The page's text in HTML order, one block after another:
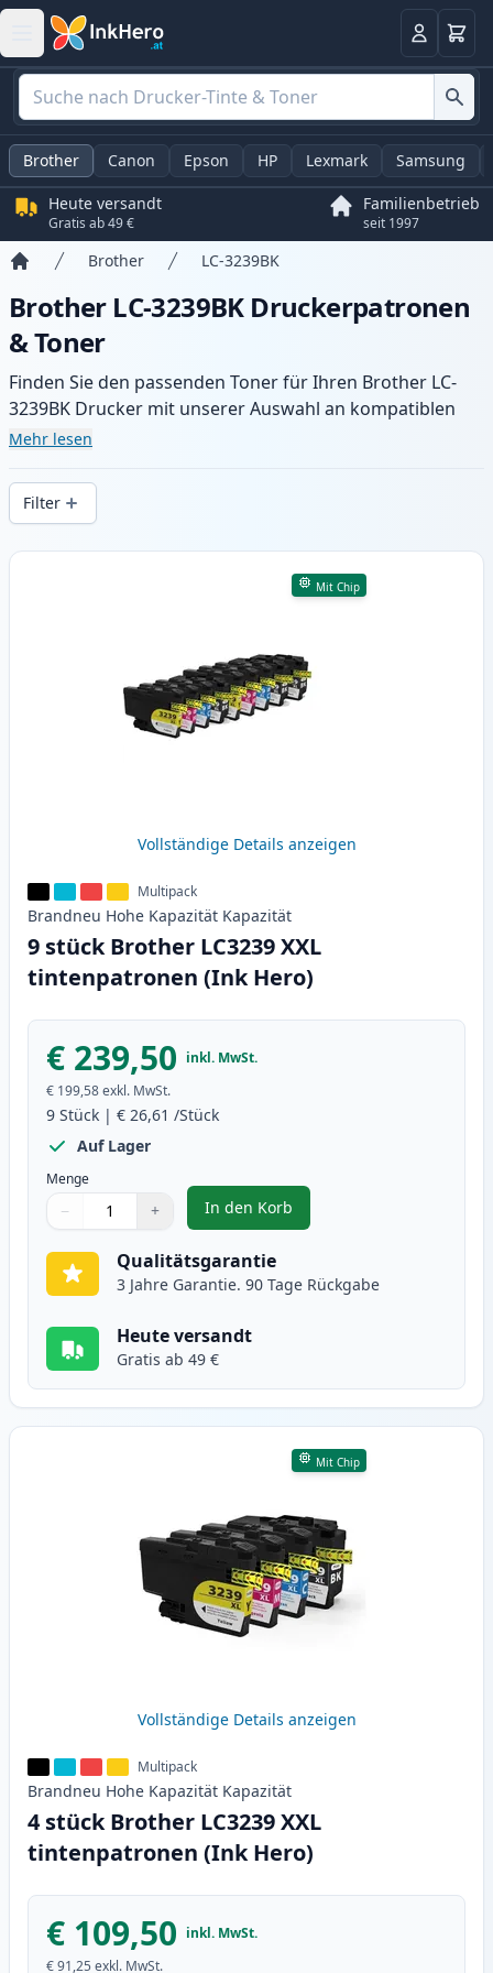
Anmelden
Brother Canon Epson HP Lexmark Samsung
Heute versandt
Gratis ab 49 €
Familienbetrieb
seit 1997
Brother LC-3239BK
Brother LC-3239BK Druckerpatronen
& Toner
Finden Sie den passenden Toner für Ihren Brother LC-
3239BK Drucker mit unserer Auswahl an kompatiblen
und XL-Patronen. Profitieren Sie von gleichbleibender
in .
Mehr lesen
Filter
Produkte
Mit Chip
Vollständige Details anzeigen
Multipack
Brandneu Hohe Kapazität Kapazität
9 stück Brother LC3239 XXL
tintenpatronen (Ink Hero)
€ 239,50 inkl. MwSt.
€ 199,58exkl. MwSt.
9 Stück | € 26,61 /Stück
Auf Lager
Menge
Verwenden Sie die Tasten, um anzupassen
− +
1
In den Korb
, 9 stück Brother LC3239 XXL
Qualitätsgarantie
3 Jahre Garantie. 90 Tage Rückgabe
Heute versandt
Gratis ab 49 €
Mit Chip
Vollständige Details anzeigen
Multipack
Brandneu Hohe Kapazität Kapazität
4 stück Brother LC3239 XXL
tintenpatronen (Ink Hero)
€ 109,50 inkl. MwSt.
€ 91,25 exkl. MwSt.